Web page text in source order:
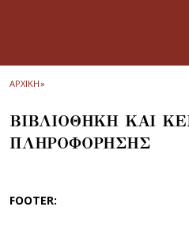
ΑΡΧΙΚΗ»
ΒΙΒΛΙΟΘΗΚΗ ΚΑΙ
ΠΛΗΡΟΦΟΡΗΣΗΣ
FOOTER: